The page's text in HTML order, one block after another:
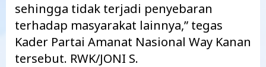
sehingga tidak terjadi penyebaran
terhadap masyarakat lainnya,” tegas
Kader Partai Amanat Nasional Way Kanan
tersebut. RWK/JONI S.